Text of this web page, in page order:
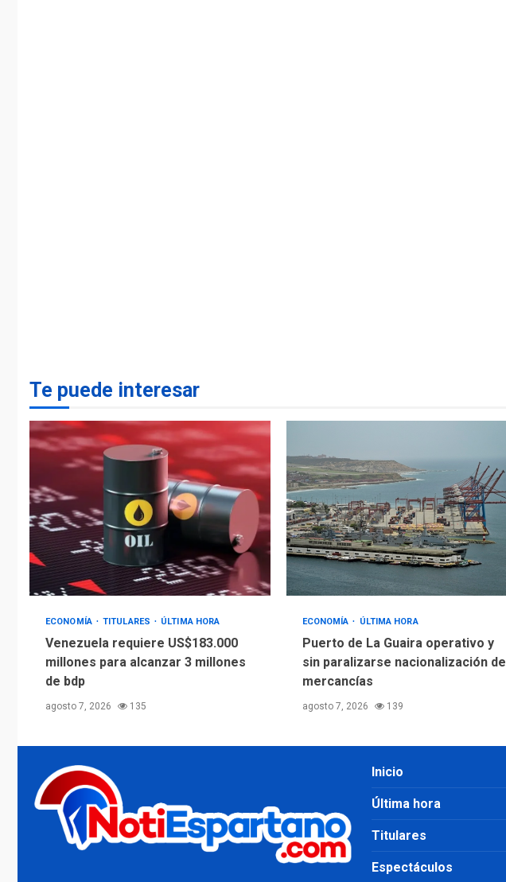
Te puede interesar
ECONOMÍA TITULARES ÚLTIMA HORA
Venezuela requiere US$183.000
millones para alcanzar 3 millones
de bdp
agosto 7, 2026 135
ECONOMÍA ÚLTIMA HORA
Puerto de La Guaira operativo y
sin paralizarse nacionalización de
mercancías
agosto 7, 2026 139
Inicio
Última hora
Titulares
Espectáculos